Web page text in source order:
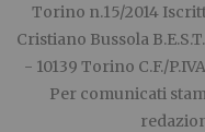
Torino n.15/2014
Cristiano Bussola
- 10139 Torino C.F./
Per comunicati